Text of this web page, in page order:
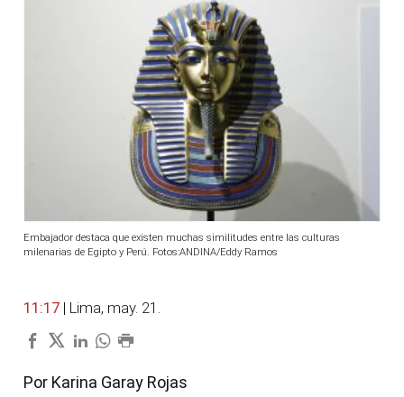
Embajador destaca que existen muchas similitudes entre las culturas
milenarias de Egipto y Perú. Fotos:ANDINA/Eddy Ramos
11:17 | Lima, may. 21.
Por Karina Garay Rojas